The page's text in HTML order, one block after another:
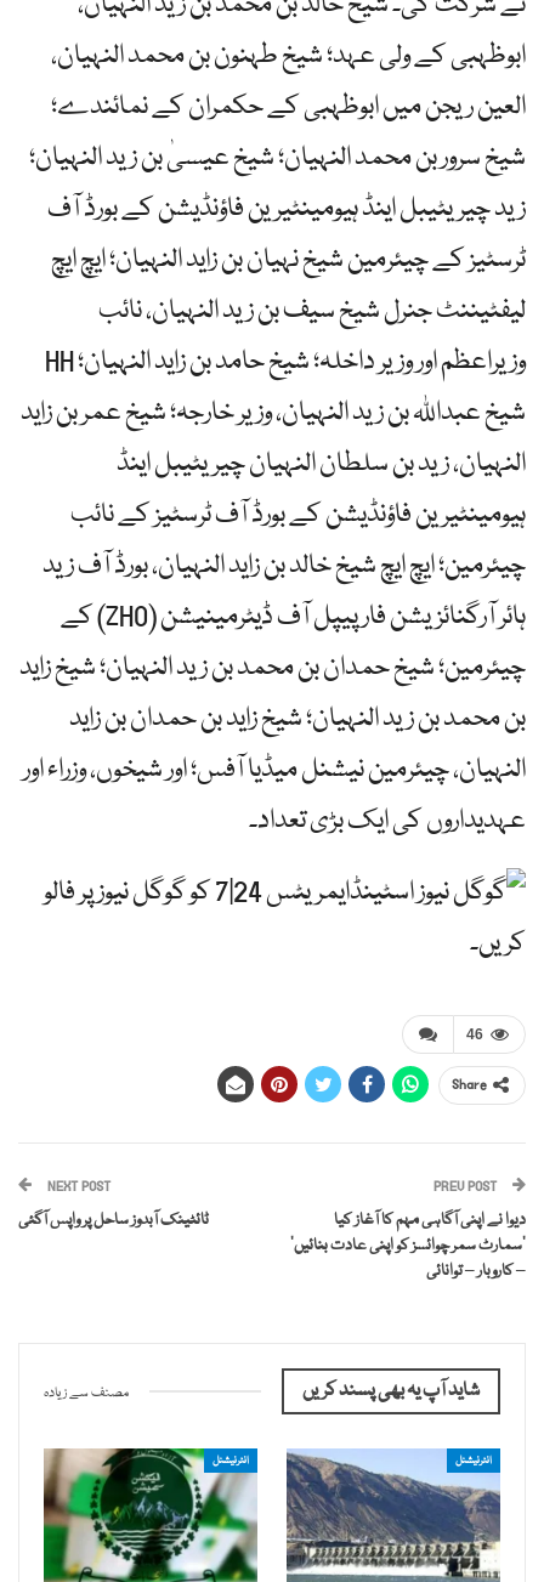
ابوظہبی کے ولی عہد؛ شیخ طہنون بن محمد النہیان،
العین ریجن میں ابوظہبی کے حکمران کے نمائندے؛
شیخ سرور بن محمد النہیان؛ شیخ عیسیٰ بن زید النہیان؛
زید چیریٹیبل اینڈ ہیومینٹیرین فاؤنڈیشن کے بورڈ آف
ٹرسٹیز کے چیئرمین شیخ نہیان بن زاید النہیان؛ ایچ ایچ
لیفٹیننٹ جنرل شیخ سیف بن زید النہیان، نائب
وزیراعظم اور وزیر داخلہ؛ شیخ حامد بن زاید النہیان؛ HH
شیخ عبداللہ بن زید النہیان، وزیر خارجہ؛ شیخ عمر بن زاید
النہیان، زید بن سلطان النہیان چیریٹیبل اینڈ
ہیومینٹیرین فاؤنڈیشن کے بورڈ آف ٹرسٹیز کے نائب
چیئرمین؛ ایچ ایچ شیخ خالد بن زاید النہیان، بورڈ آف زید
ہائر آرگنائزیشن فار پیپل آف ڈیٹرمینیشن (ZHO) کے
چیئرمین؛ شیخ حمدان بن محمد بن زید النہیان؛ شیخ زاید
بن محمد بن زید النہیان؛ شیخ زاید بن حمدان بن زاید
النہیان، چیئرمین نیشنل میڈیا آفس؛ اور شیخوں، وزراء اور
عہدیداروں کی ایک بڑی تعداد۔
ایمریٹس 24|7 کو گوگل نیوز پر فالو
کریں۔
46
Share
PREV POST
دیوا نے اپنی آگاہی مہم کا آغاز کیا
‘سمارٹ سمر چوائسز کو اپنی عادت بنائیں’
– کاروبار – توانائی
NEXT POST
ٹائٹینک آبدوز ساحل پر واپس آگئی
شاید آپ یہ بھی پسند کریں مصنف سے زیادہ
انٹرنیشنل انٹرنیشنل